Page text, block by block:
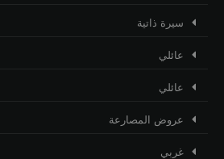
ﺳﻴﺮﺓ ﺫاﺗﻴﺔ
عائلي
عائلي
عروض المصارعة
غربي